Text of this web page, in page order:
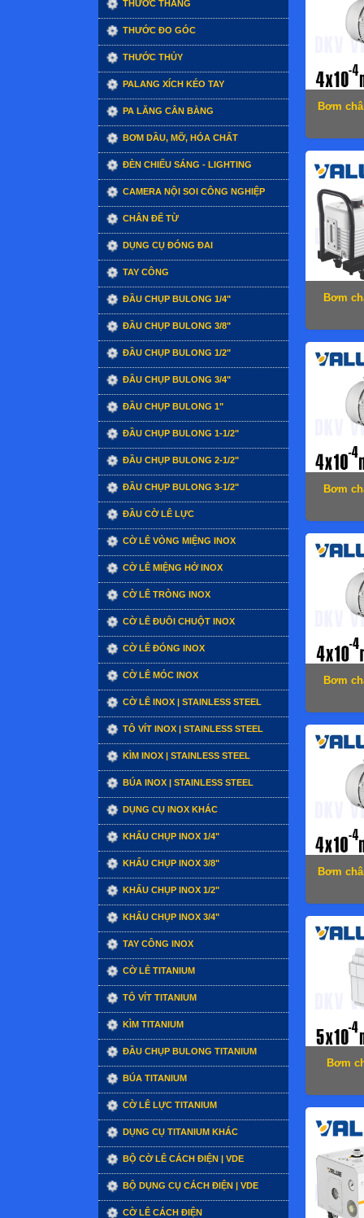
THƯỚC THẲNG
THƯỚC ĐO GÓC
THƯỚC THỦY
PALANG XÍCH KÉO TAY
PA LĂNG CÂN BẰNG
BƠM DẦU, MỠ, HÓA CHẤT
ĐÈN CHIẾU SÁNG - LIGHTING
CAMERA NỘI SOI CÔNG NGHIỆP
CHÂN ĐẾ TỪ
DỤNG CỤ ĐÓNG ĐAI
TAY CÔNG
ĐẦU CHỤP BULONG 1/4"
ĐẦU CHỤP BULONG 3/8"
ĐẦU CHỤP BULONG 1/2"
ĐẦU CHỤP BULONG 3/4"
ĐẦU CHỤP BULONG 1"
ĐẦU CHỤP BULONG 1-1/2"
ĐẦU CHỤP BULONG 2-1/2"
ĐẦU CHỤP BULONG 3-1/2"
ĐẦU CỜ LÊ LỰC
CỜ LÊ VÒNG MIỆNG INOX
CỜ LÊ MIỆNG HỞ INOX
CỜ LÊ TRÒNG INOX
CỜ LÊ ĐUÔI CHUỘT INOX
CỜ LÊ ĐÓNG INOX
CỜ LÊ MÓC INOX
CỜ LÊ INOX | STAINLESS STEEL
TÔ VÍT INOX | STAINLESS STEEL
KÌM INOX | STAINLESS STEEL
BÚA INOX | STAINLESS STEEL
DỤNG CỤ INOX KHÁC
KHẨU CHỤP INOX 1/4"
KHẨU CHỤP INOX 3/8"
KHẨU CHỤP INOX 1/2"
KHẨU CHỤP INOX 3/4"
TAY CÔNG INOX
CỜ LÊ TITANIUM
TÔ VÍT TITANIUM
KÌM TITANIUM
ĐẦU CHỤP BULONG TITANIUM
BÚA TITANIUM
CỜ LÊ LỰC TITANIUM
DỤNG CỤ TITANIUM KHÁC
BỘ CỜ LÊ CÁCH ĐIỆN | VDE
BỘ DỤNG CỤ CÁCH ĐIỆN | VDE
CỜ LÊ CÁCH ĐIỆN
Bơm
Bơm
Bơm
Bơm
Bơm
Bơm